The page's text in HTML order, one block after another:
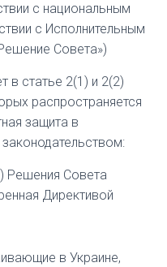
с национальным
с Исполнительным
Совета»)
в статье 2(1) и 2(2)
распространяется
защита в
Решения Совета
Директивой
в Украине,